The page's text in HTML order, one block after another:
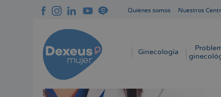
Quiénes somos Nuestros
Navegación
Ginecología